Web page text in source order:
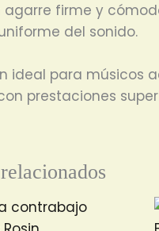
firme y
del sonido.
ideal para músicos
prestaciones